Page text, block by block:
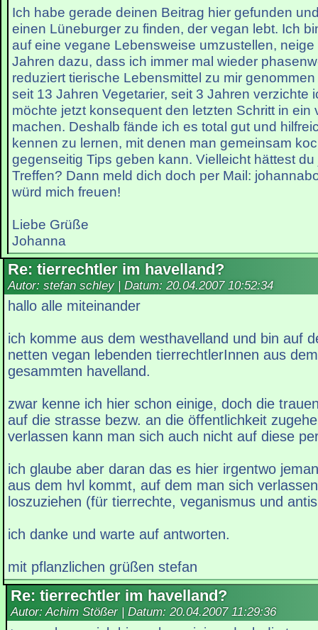
Ich habe gerade deinen Beitrag hier gefunden
einen Lüneburger zu finden, der vegan lebt. Ich
auf eine vegane Lebensweise umzustellen,
Jahren dazu, dass ich immer mal wieder
reduziert tierische Lebensmittel zu mir
seit 13 Jahren Vegetarier, seit 3 Jahren verzichte
möchte jetzt konsequent den letzten Schritt in ein
machen. Deshalb fände ich es total gut und
kennen zu lernen, mit denen man gemeinsam
gegenseitig Tips geben kann. Vielleicht hättest
Treffen? Dann meld dich doch per Mail:
würd mich freuen!
Liebe Grüße
Johanna
Re: tierrechtler im havelland?
Autor: stefan schley | Datum: 20.04.2007 10:52:34
hallo alle miteinander
ich komme aus dem westhavelland und bin auf
netten vegan lebenden tierrechtlerInnen aus
gesammten havelland.
zwar kenne ich hier schon einige, doch die
auf die strasse bezw. an die öffentlichkeit
verlassen kann man sich auch nicht auf diese
ich glaube aber daran das es hier irgentwo
aus dem hvl kommt, auf dem man sich
loszuziehen (für tierrechte, veganismus und
ich danke und warte auf antworten.
mit pflanzlichen grüßen stefan
Re: tierrechtler im havelland?
Autor: Achim Stößer | Datum: 20.04.2007 11:29:36